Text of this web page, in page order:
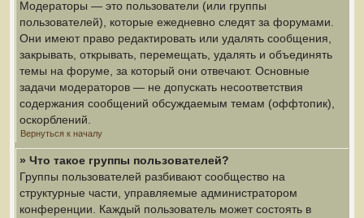
Модераторы — это пользователи (или группы
пользователей), которые ежедневно следят за форумами.
Они имеют право редактировать или удалять сообщения,
закрывать, открывать, перемещать, удалять и объединять
темы на форуме, за который они отвечают. Основные
задачи модераторов — не допускать несоответствия
содержания сообщений обсуждаемым темам (оффтопик),
оскорблений.
Вернуться к началу
» Что такое группы пользователей?
Группы пользователей разбивают сообщество на
структурные части, управляемые администратором
конференции. Каждый пользователь может состоять в